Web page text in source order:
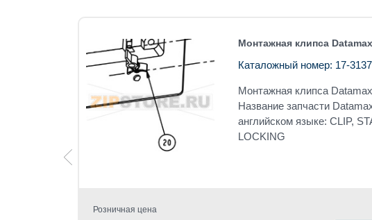
Монтажная клипса
Каталожный номер: 17-
Монтажная клипса
Название запчасти
английском языке: CLIP,
LOCKING
Розничная цена